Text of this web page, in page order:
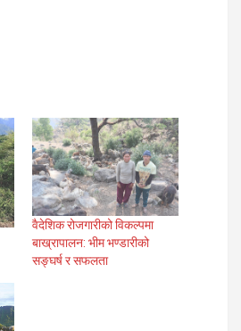
वैदेशिक रोजगारीको विकल्पमा
बाख्रापालन: भीम भण्डारीको
सङ्घर्ष र सफलता